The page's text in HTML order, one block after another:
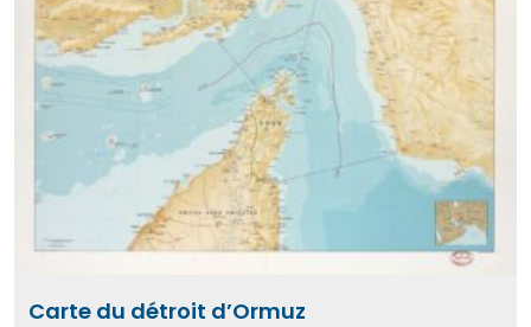
Carte du détroit d’Ormuz